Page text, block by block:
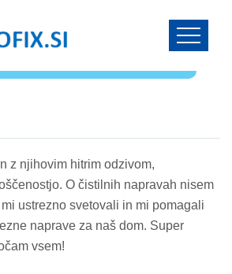
z njihovim hitrim odzivom,
O čistilnih napravah nisem
ustrezno svetovali in mi pomagali
naprave za naš dom. Super
vsem!